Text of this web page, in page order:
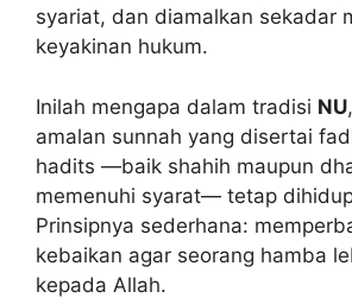
syariat, dan diamalkan sekadar
keyakinan hukum.
Inilah mengapa dalam tradisi NU
amalan sunnah yang disertai
hadits —baik shahih maupun
memenuhi syarat— tetap
Prinsipnya sederhana:
kebaikan agar seorang hamba
kepada Allah.